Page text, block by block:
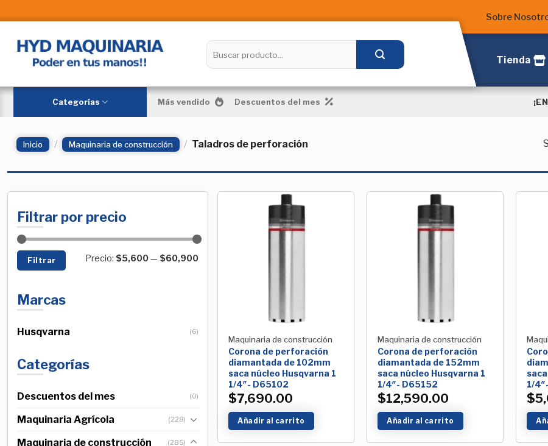
to
content
Sobre
Buscar
por:
Tienda
Categorías Más vendido Descuentos del mes
Inicio / Maquinaria de construcción / Taladros de perforación
Filtrar por precio
Precio
mínimo
Precio
máximo
Filtrar Precio: $5,600— $60,900
Marcas
Husqvarna (6)
Categorías
Descuentos del mes (0)
Maquinaria Agrícola (228)
Maquinaria de construcción (285)
Maquinaria de construcción
Corona de perforación
diamantada de 102mm
saca núcleo Husqvarna 1
1/4″- D65102
$7,690.00
Añadir al carrito
Maquinaria de construcción
Corona de perforación
diamantada de 152mm
saca núcleo Husqvarna 1
1/4″- D65152
$12,590.00
Añadir al carrito
1/
$